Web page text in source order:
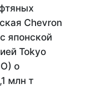
Chevron
японской
Tokyo
о
млн т